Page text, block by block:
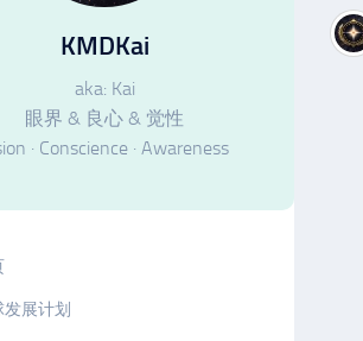
KMDKai
aka: Kai
眼界 & 良心 & 觉性
· Conscience · Awareness
展计划